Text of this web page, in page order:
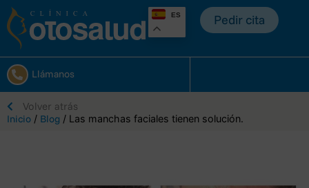
Pedir cita
ES
Llámanos
Volver atrás
Inicio / Blog / Las manchas faciales tienen solución.